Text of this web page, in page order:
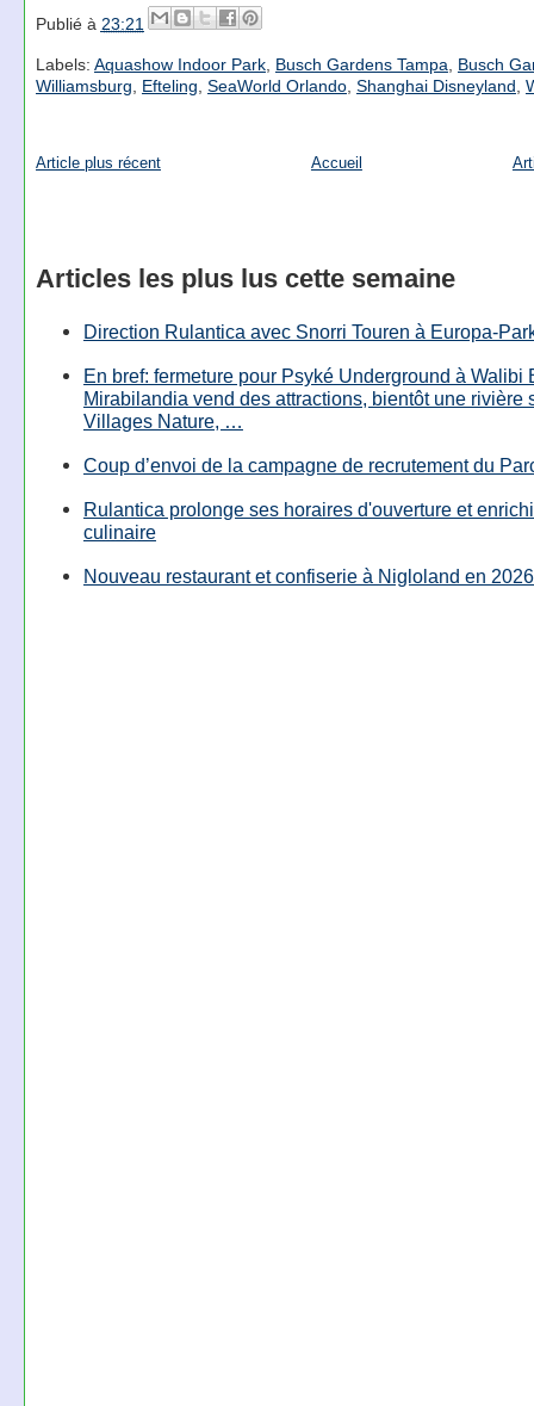
Publié à 23:21
Labels: Aquashow Indoor Park, Busch Gardens Tampa
Busch
Williamsburg
Efteling SeaWorld Orlando, Shanghai Disneyland
Article plus récent Accueil
Articles les plus lus cette semaine
Direction Rulantica avec Snorri Touren à Europa-
En bref: fermeture pour Psyké Underground à Walibi
Mirabilandia vend des attractions, bientôt une rivière
Villages Nature, …
Coup d’envoi de la campagne de recrutement du
Rulantica prolonge ses horaires d'ouverture et
culinaire
Nouveau restaurant et confiserie à Nigloland en 2026